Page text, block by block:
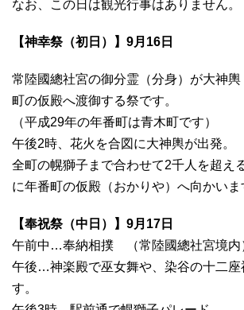
なお、この日は観光行事はありません。
【神幸祭（初日）】9月16日
常陸國總社宮の御分霊（分身）が大神
町の仮殿へ渡御する祭です。
（平成29年の年番町は青木町です）
午後2時、花火を合図に大神輿が出発。
全町の幌獅子まで合わせて2千人を超え
に年番町の仮殿（おかりや）へ向かいま
【奉祝祭（中日）】9月17日
午前中…奉納相撲 （常陸國總社宮境内
午後…神楽殿で巫女舞や、染谷の十二座
す。